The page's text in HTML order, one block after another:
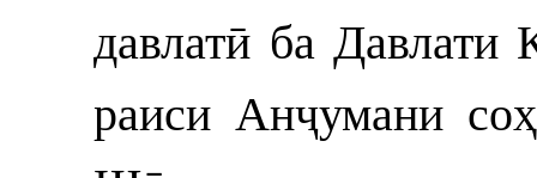
давлатӣ ба
раиси Анҷумани